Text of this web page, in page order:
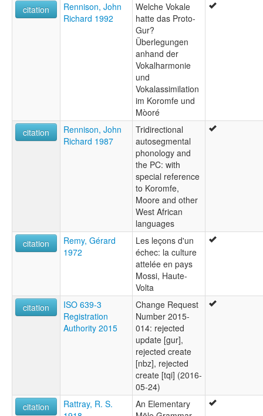
citation
Rennison, John
Richard 1992
Welche Vokale
hatte das Proto-
Gur?
Überlegungen
anhand der
Vokalharmonie
und
Vokalassimilation
im Koromfe und
Mòoré
citation
Rennison, John
Richard 1987
Tridirectional
autosegmental
phonology and
the PC: with
special reference
to Koromfe,
Moore and other
West African
languages
citation
Remy, Gérard
1972
Les leçons d'un
échec: la culture
attelée en pays
Mossi, Haute-
Volta
citation
ISO 639-3
Registration
Authority 2015
Change Request
Number 2015-
014: rejected
update [gur],
rejected create
[nbz], rejected
create [tqi] (2016-
05-24)
citation
Rattray, R. S.
An Elementary